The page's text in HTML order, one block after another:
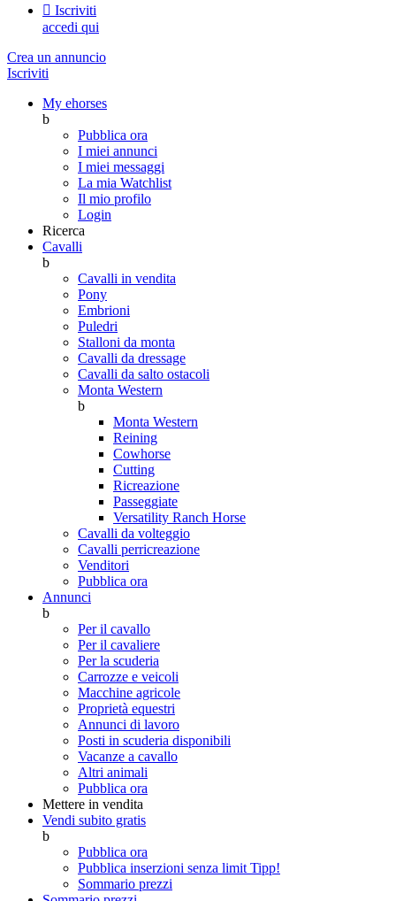
 Iscriviti
accedi qui
Crea un annuncio
Iscriviti
My ehorses
b
Pubblica ora
I miei annunci
I miei messaggi
La mia Watchlist
Il mio profilo
Login
Ricerca
Cavalli
b
Cavalli in vendita
Pony
Embrioni
Puledri
Stalloni da monta
Cavalli da dressage
Cavalli da salto ostacoli
Monta Western
b
Monta Western
Reining
Cowhorse
Cutting
Ricreazione
Passeggiate
Versatility Ranch Horse
Cavalli da volteggio
Cavalli perricreazione
Venditori
Pubblica ora
Annunci
b
Per il cavallo
Per il cavaliere
Per la scuderia
Carrozze e veicoli
Macchine agricole
Proprietà equestri
Annunci di lavoro
Posti in scuderia disponibili
Vacanze a cavallo
Altri animali
Pubblica ora
Mettere in vendita
Vendi subito gratis
b
Pubblica ora
Pubblica inserzioni senza limit Tipp!
Sommario prezzi